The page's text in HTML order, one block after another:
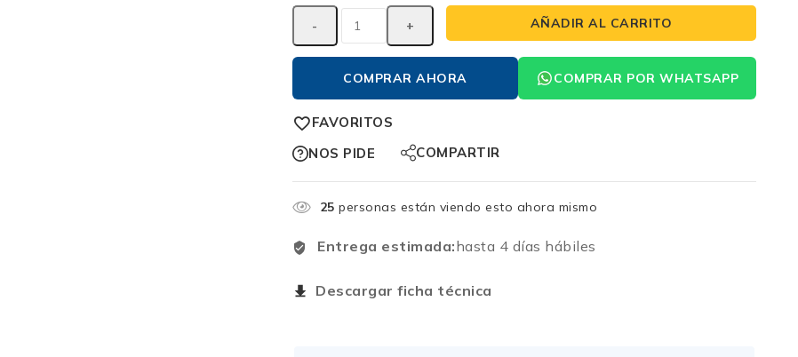
AÑADIR AL CARRITO
COMPRAR AHORA COMPRAR POR WHATSAPP
FAVORITOS
NOS PIDE
COMPARTIR
25 personas están viendo esto ahora mismo
Entrega estimada:hasta 4 días hábiles
Descargar ficha técnica